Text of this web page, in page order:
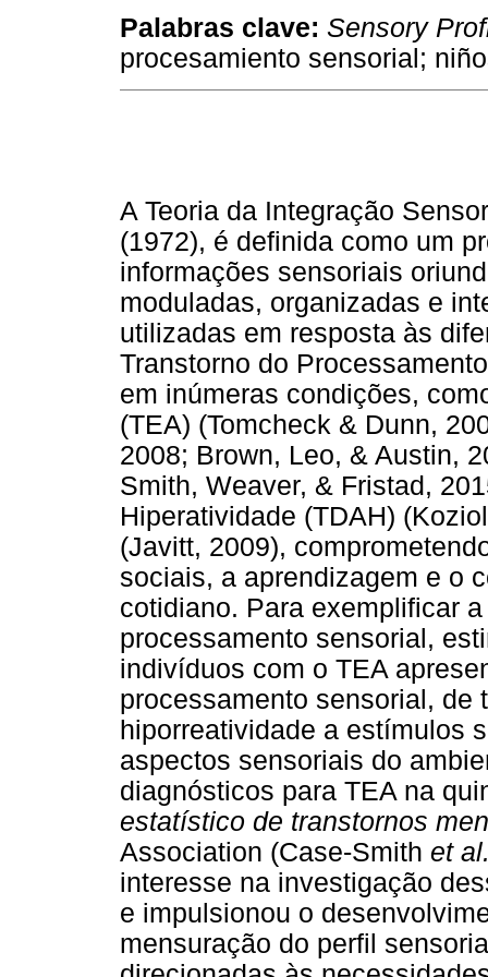
Palabras clave: Sensory
procesamiento sensorial;
A Teoria da Integração
(1972), é definida como um
informações sensoriais
moduladas, organizadas e
utilizadas em resposta às
Transtorno do
em inúmeras condições,
(TEA) (Tomcheck & Dunn,
2008; Brown, Leo, & Austin,
Smith, Weaver, & Fristad,
Hiperatividade (TDAH)
(Javitt, 2009),
sociais, a aprendizagem e o
cotidiano. Para exemplificar
processamento sensorial,
indivíduos com o TEA
processamento sensorial, de
hiporreatividade a estímulos
aspectos sensoriais do
diagnósticos para TEA na
estatístico de transtornos
Association (Case-Smith et
interesse na investigação
e impulsionou o
mensuração do perfil